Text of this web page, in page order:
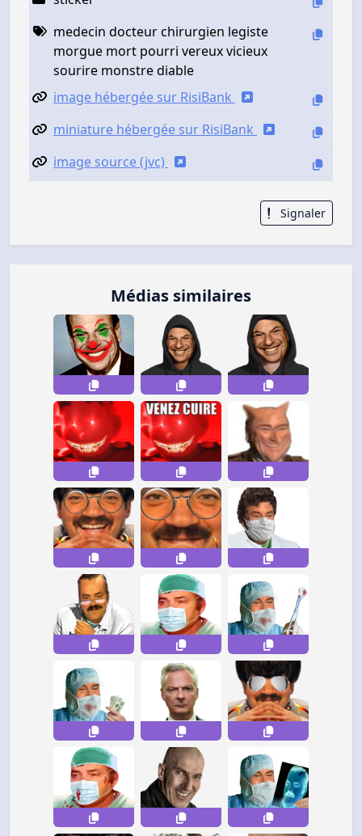
medecin docteur chirurgien legiste
morgue mort pourri vereux vicieux
sourire monstre diable
image hébergée sur RisiBank
miniature hébergée sur RisiBank
image source (jvc)
Signaler
Médias similaires